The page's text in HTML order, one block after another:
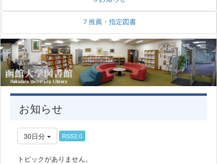
７推薦・指定図書
お知らせ
30日分 RSS2.0
トピックがありません。